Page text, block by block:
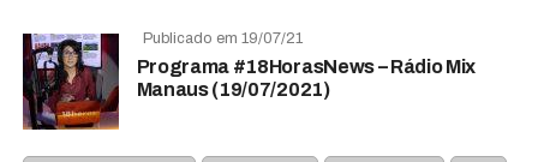
Publicado em 19/07/21
Programa #18HorasNews – Rádio Mix
Manaus (19/07/2021)